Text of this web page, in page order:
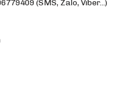
(SMS, Zalo, Viber…)